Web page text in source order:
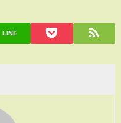
LINE